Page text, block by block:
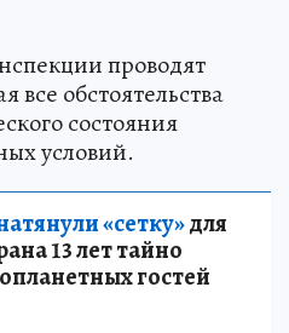
проводят
все обстоятельства
состояния
условий.
«сетку»для
13 лет тайно
гостей